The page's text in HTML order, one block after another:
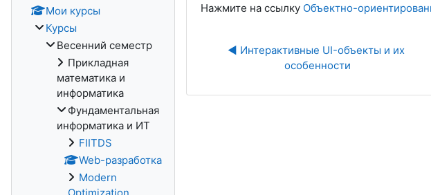
Нажмите на ссылку Объектно-
◀︎ Интерактивные UI-объекты и их
особенности
Мои курсы
Курсы
Весенний семестр
Прикладная
математика и
информатика
Фундаментальная
информатика и ИТ
FIITDS
Web-разработка
Modern